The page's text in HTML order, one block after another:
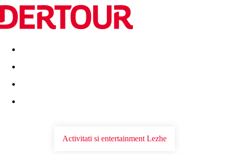
Destinatii Vacanta perfecta OFERTE DE NERATAT
Activitati si entertainment Lezhe